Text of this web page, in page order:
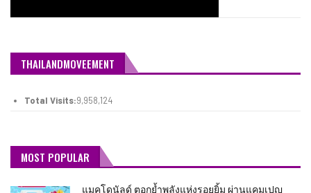
THAILANDMOVEEMENT
Total Visits:9,958,124
MOST POPULAR
แมคโดนัลด์ ตอกย้ำพลังแห่งรอยยิ้ม ผ่านแคมเปญ